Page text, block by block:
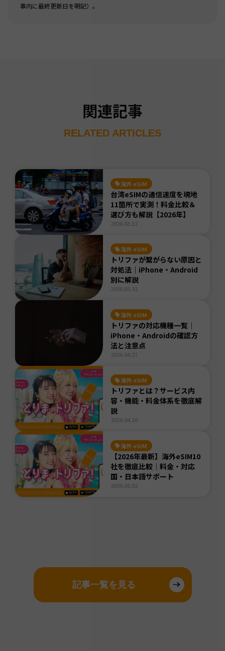
事内に最終更新日を明記）。
関連記事
RELATED ARTICLES
海外 eSIM
台湾eSIMの通信速度を現地
11箇所で実測！料金比較＆
選び方も解説【2026年】
海外 eSIM
トリファが繋がらない原因と
対処法｜iPhone・Android
別に解説
海外 eSIM
トリファの対応機種一覧｜
iPhone・Androidの確認方
法と注意点
海外 eSIM
トリファとは？サービス内
容・機能・料金体系を徹底解
説
海外 eSIM
【2026年最新】海外eSIM10
社を徹底比較｜料金・対応
国・日本語サポート
記事一覧を見る